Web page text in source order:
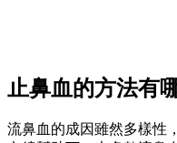
止鼻血的方法有
流鼻血的成因雖然多樣性